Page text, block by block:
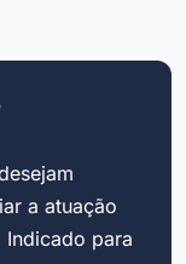
a atuação
para